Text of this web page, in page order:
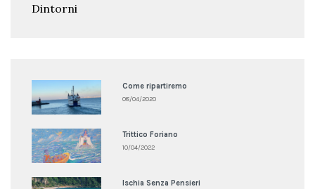
Dintorni
Come ripartiremo
08/04/2020
Trittico Foriano
10/04/2022
Ischia Senza Pensieri